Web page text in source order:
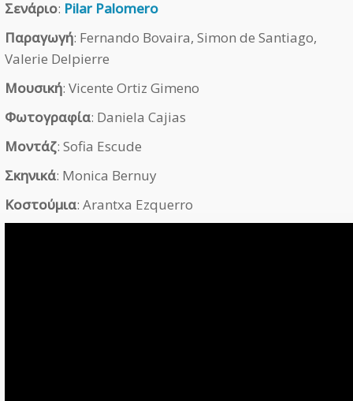
Σενάριο: Pilar Palomero
Παραγωγή: Fernando Bovaira, Simon de Santiago,
Valerie Delpierre
Μουσική: Vicente Ortiz Gimeno
Φωτογραφία: Daniela Cajias
Μοντάζ: Sofia Escude
Σκηνικά: Monica Bernuy
Κοστούμια: Arantxa Ezquerro